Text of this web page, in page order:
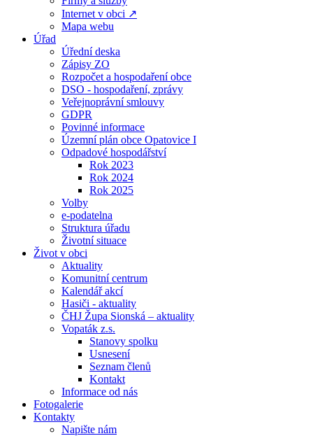
Internet v obci ↗
Mapa webu
Úřad
Úřední deska
Zápisy ZO
Rozpočet a hospodaření obce
DSO - hospodaření, zprávy
Veřejnoprávní smlouvy
GDPR
Povinné informace
Územní plán obce Opatovice I
Odpadové hospodářství
Rok 2023
Rok 2024
Rok 2025
Volby
e-podatelna
Struktura úřadu
Životní situace
Život v obci
Aktuality
Komunitní centrum
Kalendář akcí
Hasiči - aktuality
ČHJ Župa Sionská – aktuality
Vopaták z.s.
Stanovy spolku
Usnesení
Seznam členů
Kontakt
Informace od nás
Fotogalerie
Kontakty
Napište nám